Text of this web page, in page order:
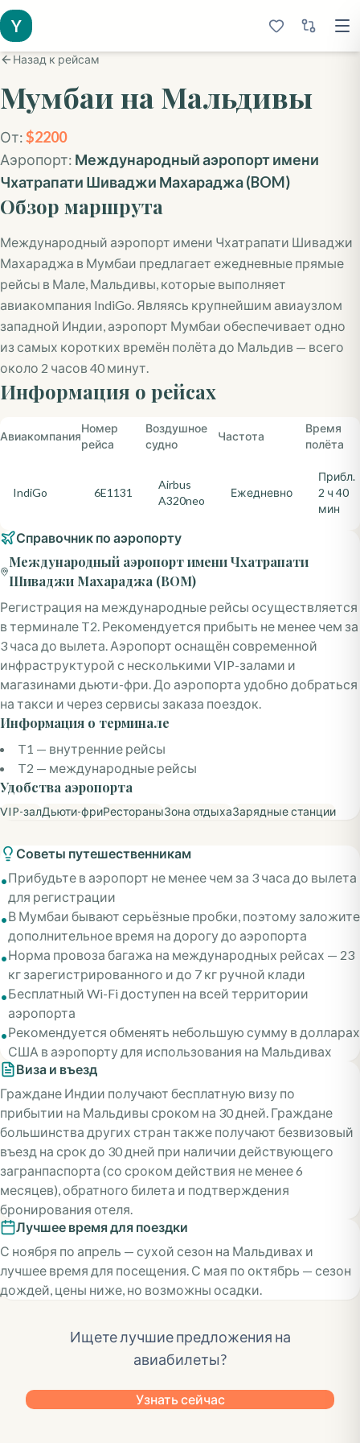
Y
Назад к рейсам
Мумбаина Мальдивы
От:$2200
Аэропорт: Международный аэропорт имени
Чхатрапати Шиваджи Махараджа(BOM)
Обзор маршрута
Международный аэропорт имени Чхатрапати Шиваджи
Махараджа в Мумбаи предлагает ежедневные прямые
рейсы в Мале, Мальдивы, которые выполняет
авиакомпания IndiGo. Являясь крупнейшим авиаузлом
западной Индии, аэропорт Мумбаи обеспечивает одно
из самых коротких времён полёта до Мальдив — всего
около 2 часов 40 минут.
Информация о рейсах
Авиакомпания
Номер
рейса
Воздушное
судно
Частота
Время
полёта
IndiGo 6E1131
Airbus
A320neo
Ежедневно
Прибл.
2 ч 40
мин
Справочник по аэропорту
Международный аэропорт имени Чхатрапати
Шиваджи Махараджа (BOM)
Регистрация на международные рейсы осуществляется
в терминале T2. Рекомендуется прибыть не менее чем за
3 часа до вылета. Аэропорт оснащён современной
инфраструктурой с несколькими VIP-залами и
магазинами дьюти-фри. До аэропорта удобно добраться
на такси и через сервисы заказа поездок.
Информация о терминале
T1 — внутренние рейсы
T2 — международные рейсы
Удобства аэропорта
VIP-залДьюти-фриРестораныЗона отдыхаЗарядные станции
Советы путешественникам
•Прибудьте в аэропорт не менее чем за 3 часа до вылета
для регистрации
•В Мумбаи бывают серьёзные пробки, поэтому заложите
дополнительное время на дорогу до аэропорта
•Норма провоза багажа на международных рейсах — 23
кг зарегистрированного и до 7 кг ручной клади
•Бесплатный Wi-Fi доступен на всей территории
аэропорта
•Рекомендуется обменять небольшую сумму в долларах
США в аэропорту для использования на Мальдивах
Виза и въезд
Граждане Индии получают бесплатную визу по
прибытии на Мальдивы сроком на 30 дней. Граждане
большинства других стран также получают безвизовый
въезд на срок до 30 дней при наличии действующего
загранпаспорта (со сроком действия не менее 6
месяцев), обратного билета и подтверждения
бронирования отеля.
Лучшее время для поездки
С ноября по апрель — сухой сезон на Мальдивах и
лучшее время для посещения. С мая по октябрь — сезон
дождей, цены ниже, но возможны осадки.
Ищете лучшие предложения на
авиабилеты?
Узнать сейчас